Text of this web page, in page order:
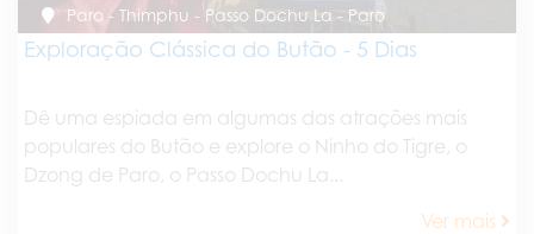
Paro - Thimphu - Passo Dochu La - Paro
Exploração Clássica do Butão - 5 Dias
Dê uma espiada em algumas das atrações mais
populares do Butão e explore o Ninho do Tigre, o
Dzong de Paro, o Passo Dochu La...
Ver mais